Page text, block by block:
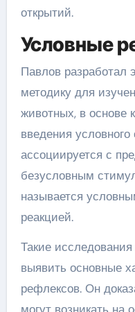
открытий.
Условные
Павлов разработал
методику для
животных, в основе
введения
ассоциируется с
безусловным
называется
реакцией.
Такие
выявить основные
рефлексов. Он